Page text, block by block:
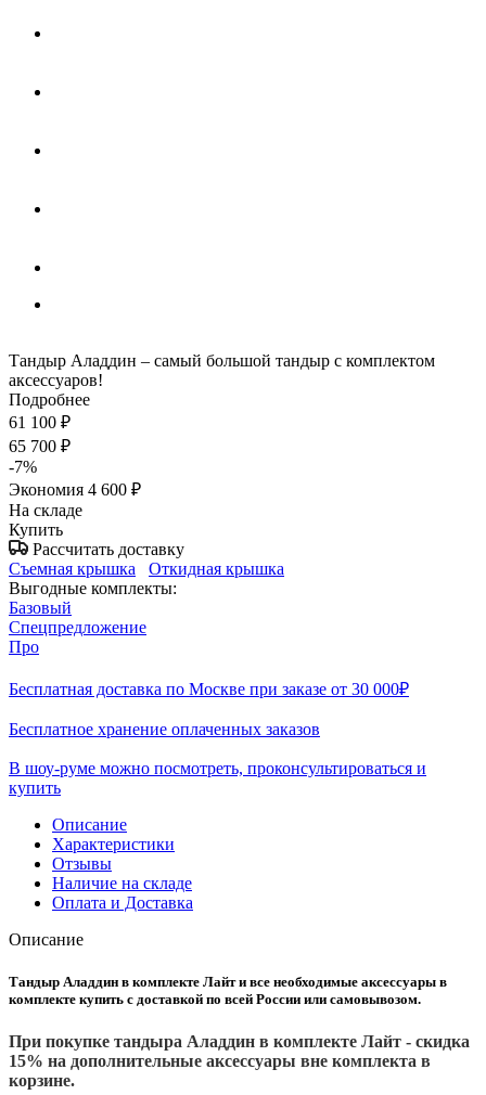
Тандыр Аладдин – самый большой тандыр с комплектом
аксессуаров!
Подробнее
61 100 ₽
65 700 ₽
-7%
Экономия 4 600 ₽
На складе
Купить
Рассчитать доставку
Съемная крышка
Откидная крышка
Выгодные комплекты:
Базовый
Спецпредложение
Про
Бесплатная доставка по Москве при заказе от 30 000₽
Бесплатное хранение оплаченных заказов
В шоу-руме можно посмотреть, проконсультироваться и
купить
Описание
Характеристики
Отзывы
Наличие на складе
Оплата и Доставка
Описание
Тандыр Аладдин в комплекте Лайт и все необходимые аксессуары в
комплекте купить с доставкой по всей России или самовывозом.
При покупке тандыра Аладдин в комплекте Лайт - скидка
15% на дополнительные аксессуары вне комплекта в
корзине.